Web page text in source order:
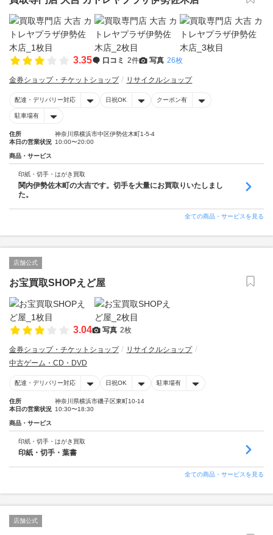
3.35 口コミ 2件 写真 26枚
金券ショップ・チケットショップ リサイクルショップ
配達・デリバリー対応 日祝OK クーポン有
駐車場有
住所
神奈川県横浜市中区伊勢佐木町1-5-4
本日の営業状況 10:00〜20:00
商品・サービス
印紙・切手・はがき買取
関内伊勢佐木町の大吉です。切手を大量にお買取りいたしまし
た。
全ての商品・サービスを見る
店舗公式
お宝買取SHOPえど屋
3.04 写真 2枚
金券ショップ・チケットショップ
リサイクルショップ
中古ゲーム・CD・DVD
配達・デリバリー対応 日祝OK 駐車場有
住所
神奈川県横浜市磯子区東町10-14
本日の営業状況 10:30〜18:30
商品・サービス
印紙・切手・はがき買取
印紙・切手・葉書
全ての商品・サービスを見る
店舗公式